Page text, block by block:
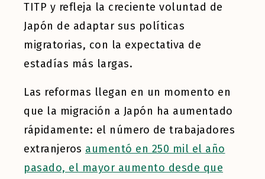
TITP y refleja la creciente voluntad de
Japón de adaptar sus políticas
migratorias, con la expectativa de
estadías más largas.
Las reformas llegan en un momento en
que la migración a Japón ha aumentado
rápidamente: el número de trabajadores
extranjeros aumentó en 250 mil el año
pasado, el mayor aumento desde que